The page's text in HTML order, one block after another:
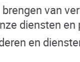
van
diensten en
en